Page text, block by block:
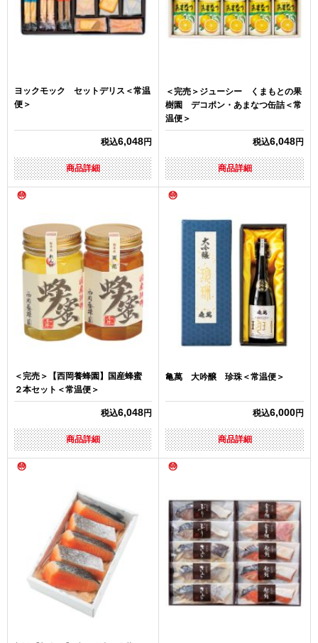
ヨックモック セットデリス＜常温
便＞
税込6,048円
商品詳細
＜完売＞ジューシー くまもとの果
樹園 デコポン・あまなつ缶詰＜常
温便＞
税込6,048円
商品詳細
＜完売＞【西岡養蜂園】国産蜂蜜
２本セット＜常温便＞
税込6,048円
商品詳細
亀萬 大吟醸 珍珠＜常温便＞
税込6,000円
商品詳細